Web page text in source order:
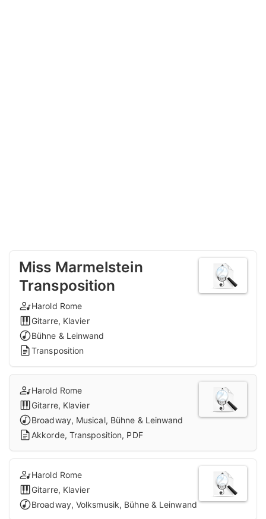
Miss Marmelstein
Transposition
Harold Rome
Gitarre, Klavier
Bühne & Leinwand
Transposition
Harold Rome
Gitarre, Klavier
Broadway, Musical, Bühne & Leinwand
Akkorde, Transposition, PDF
Harold Rome
Gitarre, Klavier
Broadway, Volksmusik, Bühne & Leinwand